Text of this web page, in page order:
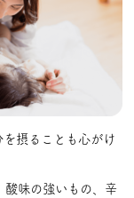
摂ることも心がけ
酸味の強いもの、辛